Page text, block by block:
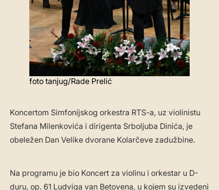
foto tanjug/Rade Prelić
Koncertom Simfonijskog orkestra RTS-a, uz violinistu
Stefana Milenkovića i dirigenta Srboljuba Dinića, je
obeležen Dan Velike dvorane Kolarčeve zadužbine.
Na programu je bio Koncert za violinu i orkestar u D-
duru, op. 61 Ludviga van Betovena, u kojem su izvedeni